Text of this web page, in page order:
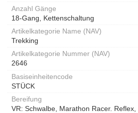
Anzahl Gänge
18-Gang, Kettenschaltung
Artikelkategorie Name (NAV)
Trekking
Artikelkategorie Nummer (NAV)
2646
Basiseinheitencode
STÜCK
Bereifung
VR: Schwalbe, Marathon Racer. Reflex,